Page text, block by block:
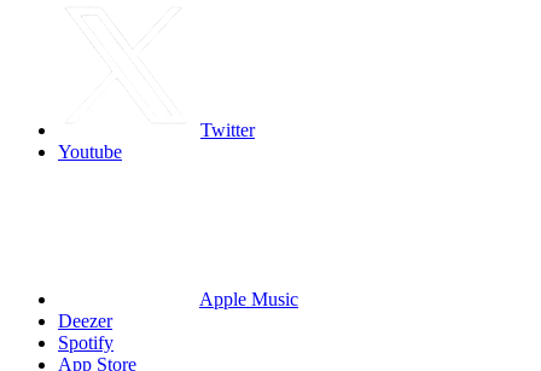
Twitter
Youtube
Apple Music
Deezer
Spotify
App Store